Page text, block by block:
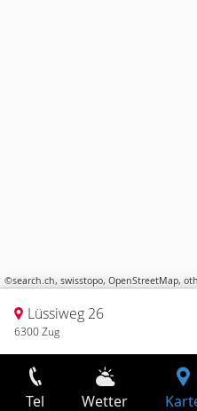
©search.ch, swisstopo, OpenStreetMap,
Lüssiweg 26
6300 Zug
Tel Wetter